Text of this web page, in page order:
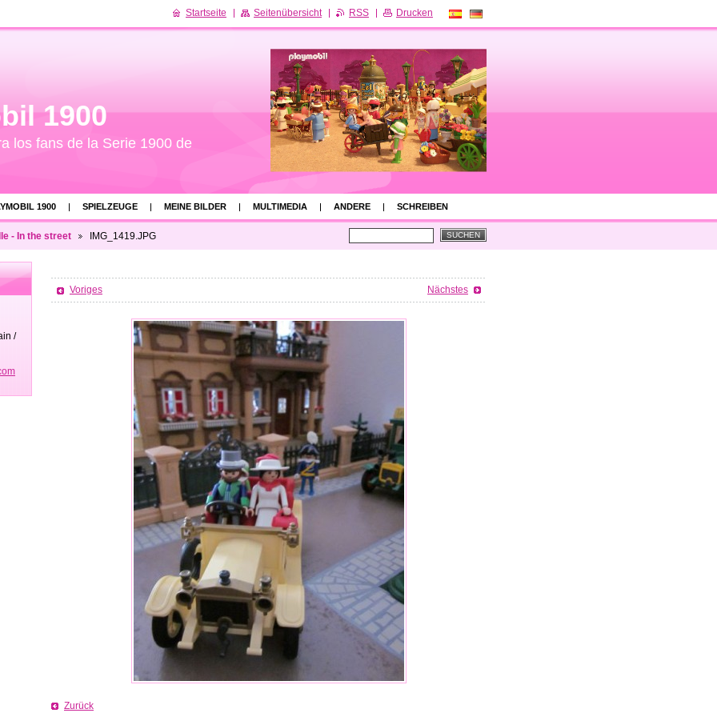
1900
los fans de la Serie 1900 de
1900 SPIELZEUGE MEINE BILDER MULTIMEDIA ANDERE SCHREIBEN
- In the street IMG_1419.JPG
Voriges Nächstes
Zurück
/
Startseite Seitenübersicht RSS Drucken